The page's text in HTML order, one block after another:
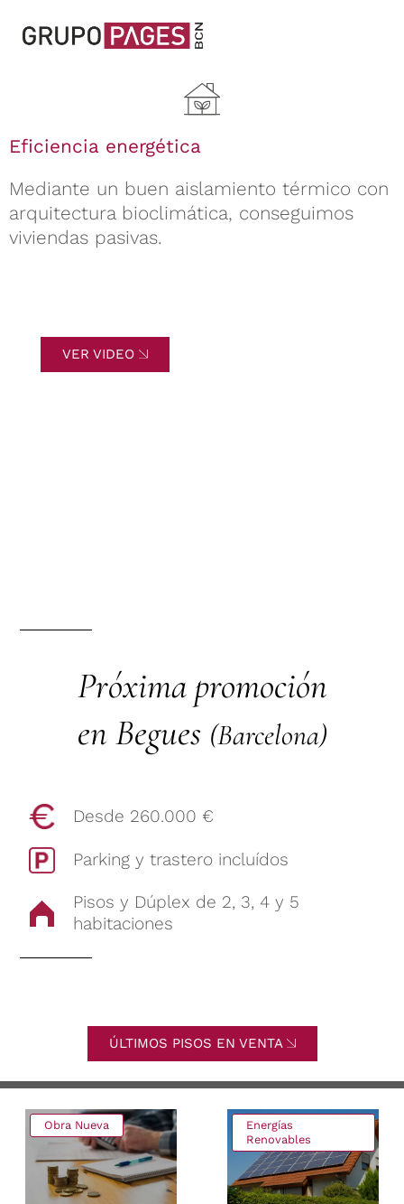
Eficiencia energética
Mediante un buen aislamiento térmico con
arquitectura bioclimática, conseguimos
viviendas pasivas.
Próxima promoción
en Begues (Barcelona)
Desde 260.000 €
Parking y trastero incluídos
Pisos y Dúplex de 2, 3, 4 y 5
habitaciones
ÚLTIMOS PISOS EN VENTA
VER VIDEO
Obra Nueva
Energías
Renovables